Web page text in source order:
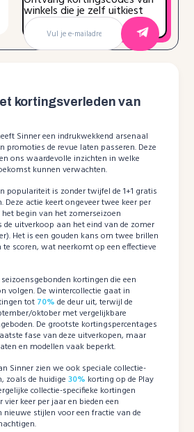
winkels die je zelf uitkiest
kortingsverleden van
Sinner een indrukwekkend arsenaal
promoties de revue laten passeren. Deze
ons waardevolle inzichten in welke
kunnen verwachten.
populariteit is zonder twijfel de 1+1 gratis
Deze actie keert ongeveer twee keer per
begin van het zomerseizoen
uitverkoop aan het eind van de zomer
Het is een gouden kans om twee brillen
scoren, wat neerkomt op een effectieve
kortingen die een
volgen. De wintercollectie gaat in
tot 70% de deur uit, terwijl de
oktober met vergelijkbare
De grootste kortingspercentages
fase van deze uitverkopen, maar
en modellen vaak beperkt.
Sinner zien we ook speciale collectie-
zoals de huidige30% korting op de Play
collectie-specifieke kortingen
vier keer per jaar en bieden een
stijlen voor een fractie van de